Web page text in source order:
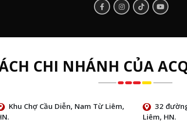
CHI NHÁNH CỦA
Khu Chợ Cầu Diễn, Nam Từ Liêm,
32
Liêm, HN.